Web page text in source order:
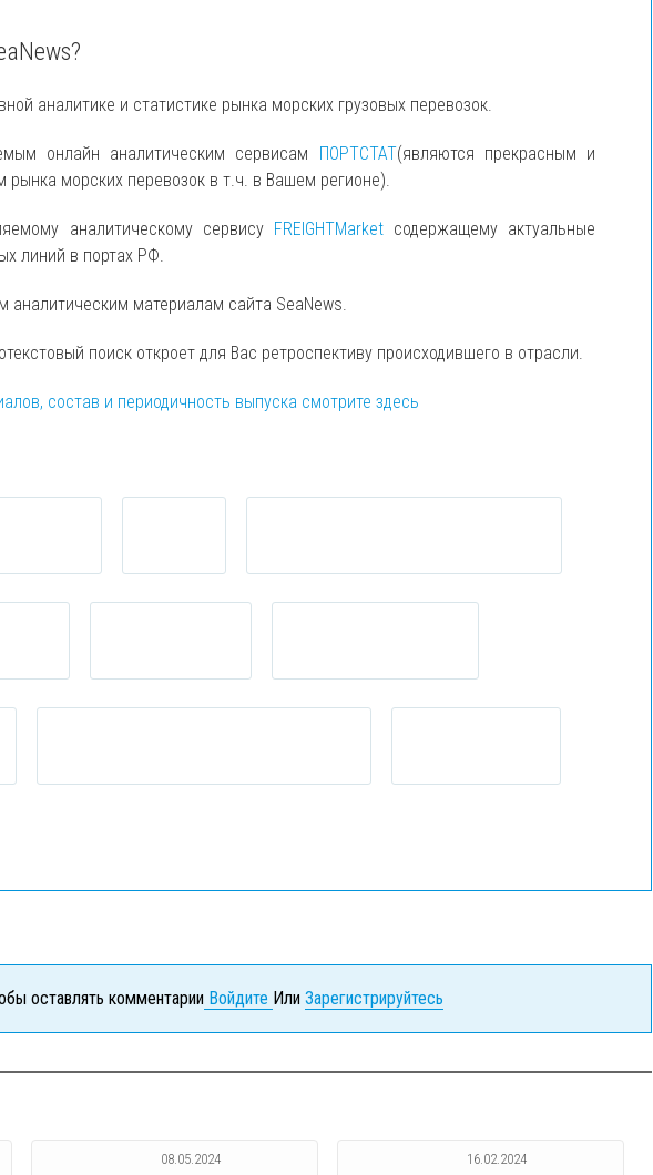
аналитике и статистике рынка морских грузовых перевозок.
онлайн аналитическим сервисам ПОРТСТАТ(являются прекрасным и
морских перевозок в т.ч. в Вашем регионе).
аналитическому сервису FREIGHTMarketсодержащему актуальные
линий в портах РФ.
аналитическим материалам сайта SeaNews.
поиск откроет для Вас ретроспективу происходившего в отрасли.
состав и периодичность выпуска смотрите здесь
оставлять комментарии Войдите Или Зарегистрируйтесь
08.05.2024 16.02.2024